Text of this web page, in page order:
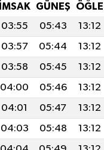
İMSAK GÜNEŞ ÖĞLE
03:55 05:43 13:12
03:57 05:44 13:12
03:58 05:45 13:12
04:00 05:46 13:12
04:01 05:47 13:12
04:03 05:48 13:12